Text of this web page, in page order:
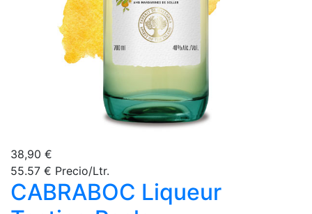
38,90 €
55.57 € Precio/Ltr.
CABRABOC Liqueur